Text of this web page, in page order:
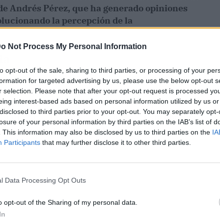
Not Process My Personal Information
opt-out of the sale, sharing to third parties, or processing of your
for targeted advertising by us, please use the below opt-out
selection. Please note that after your opt-out request is processed
interest-based ads based on personal information utilized by us
to third parties prior to your opt-out. You may separately
of your personal information by third parties on the IAB’s list of
This information may also be disclosed by us to third parties on the
Participants that may further disclose it to other third parties.
Data Processing Opt Outs
opt-out of the Sharing of my personal data.
Andrés Pérez, que ha generado opiniones
la percepción de la
captar la atención de los lectores, sino que
en un verdadero fenómeno, según
envolvente y una trama que toca temas
profunda con su audiencia. Esta obra ha
un espacio para discusiones literarias